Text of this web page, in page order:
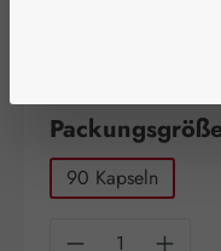
90 Kapseln
Produkt